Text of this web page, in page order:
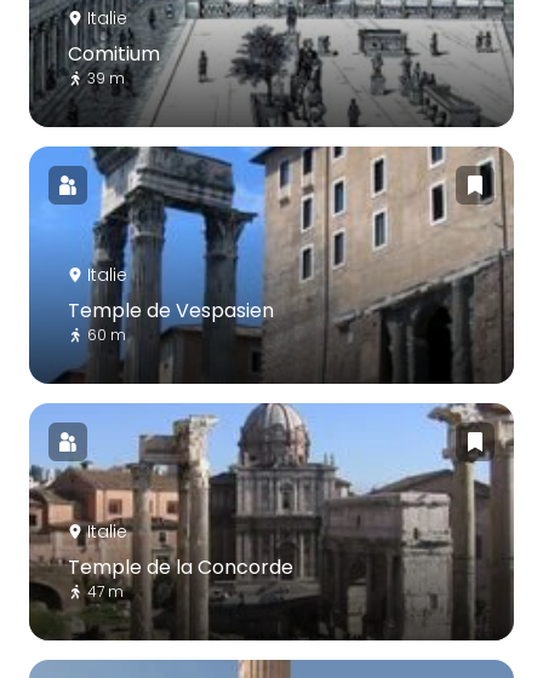
Italie
Comitium
39 m
Italie
Temple de Vespasien
60 m
Italie
Temple de la Concorde
47 m